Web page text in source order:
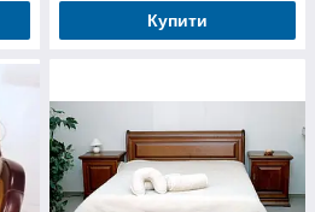
Купити